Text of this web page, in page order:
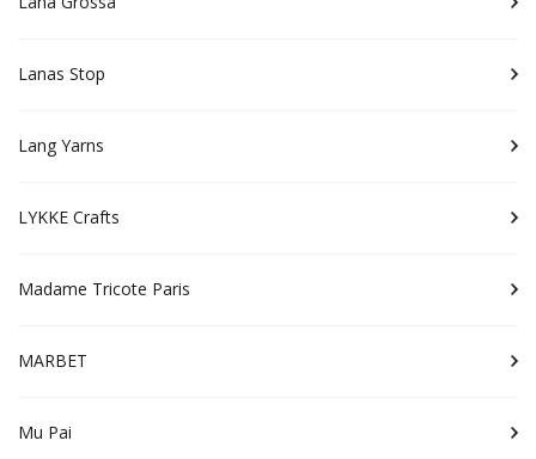
Lanas Stop
Lang Yarns
LYKKE Crafts
Madame Tricote Paris
MARBET
Mu Pai